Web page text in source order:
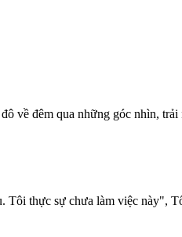
về đêm qua những góc nhìn, trải
Tôi thực sự chưa làm việc này",